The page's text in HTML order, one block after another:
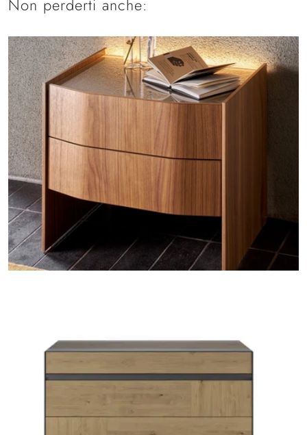
Non perderti anche: